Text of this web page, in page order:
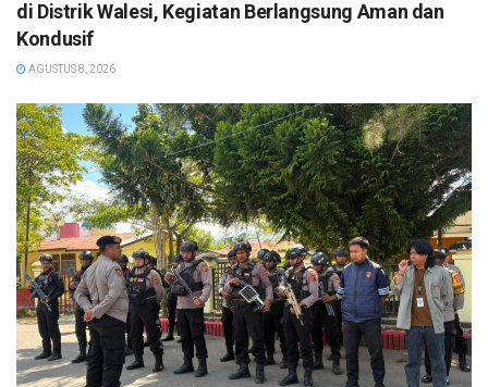
di Distrik Walesi, Kegiatan Berlangsung Aman dan
Kondusif
AGUSTUS 8, 2026